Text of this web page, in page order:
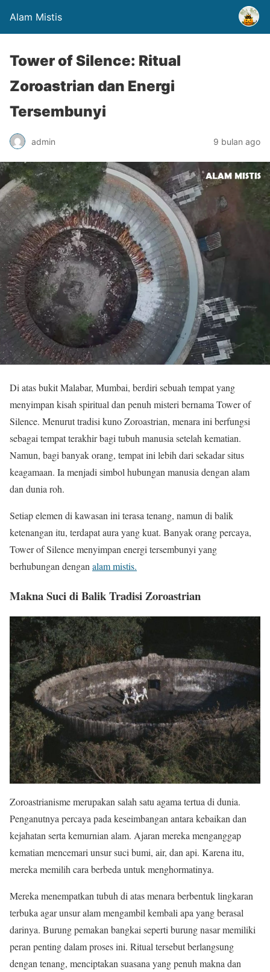
Alam Mistis
Tower of Silence: Ritual
Zoroastrian dan Energi
Tersembunyi
admin 9 bulan ago
Di atas bukit Malabar, Mumbai, berdiri sebuah tempat yang
menyimpan kisah spiritual dan penuh misteri bernama Tower of
Silence. Menurut tradisi kuno Zoroastrian, menara ini berfungsi
sebagai tempat terakhir bagi tubuh manusia setelah kematian.
Namun, bagi banyak orang, tempat ini lebih dari sekadar situs
keagamaan. Ia menjadi simbol hubungan manusia dengan alam
dan dunia roh.
Setiap elemen di kawasan ini terasa tenang, namun di balik
ketenangan itu, terdapat aura yang kuat. Banyak orang percaya,
Tower of Silence menyimpan energi tersembunyi yang
berhubungan dengan alam mistis.
Makna Suci di Balik Tradisi Zoroastrian
Zoroastrianisme merupakan salah satu agama tertua di dunia.
Penganutnya percaya pada keseimbangan antara kebaikan dan
kejahatan serta kemurnian alam. Ajaran mereka menganggap
kematian mencemari unsur suci bumi, air, dan api. Karena itu,
mereka memilih cara berbeda untuk menghormatinya.
Mereka menempatkan tubuh di atas menara berbentuk lingkaran
terbuka agar unsur alam mengambil kembali apa yang berasal
darinya. Burung pemakan bangkai seperti burung nasar memiliki
peran penting dalam proses ini. Ritual tersebut berlangsung
dengan tenang, menciptakan suasana yang penuh makna dan